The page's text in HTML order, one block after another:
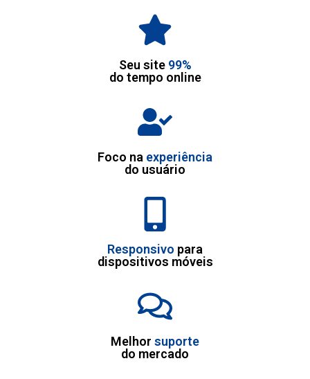
Seu site 99%
do tempo online
Foco na experiência
do usuário
Responsivo para
dispositivos móveis
Melhor suporte
do mercado